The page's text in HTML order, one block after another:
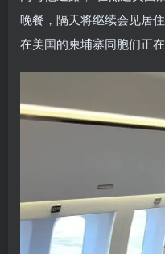
晚餐，隔天将继续会见居
在美国的柬埔寨同胞们正在